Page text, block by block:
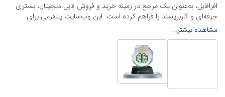
افرافایل، به‌عنوان یک مرجع در زمینه خرید و فروش فایل دیجیتال، بستری
حرفه‌ای و کاربرپسند را فراهم کرده است. این وب‌سایت‌ پلتفرمی برای
طراحان، دانشجویان و فریلنسرها ایجاد می‌کند تا به راحتی محصولات
دیجیتال خود را به فروش رسانده یا از محتواهایی باکیفیت برای پیشبرد
اهدافشان استفاده کنند.
این سایت با ارائه تنوع گسترده‌ای از محصولات دیجیتال از انواع فایل های
لایه باز نرم افراهای ادیت ویدئو گرفته تا فایل لایه باز فتوشاپ، ایلاستریتور و
اکسل گرفته تا قالب‌های ارائه پاورپوینت به کاربران کمک می‌کند تا زمان و
مشاهده بیشتر...